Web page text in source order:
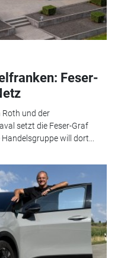
Feser-
Roth und der
setzt die Feser-Graf
will dort...